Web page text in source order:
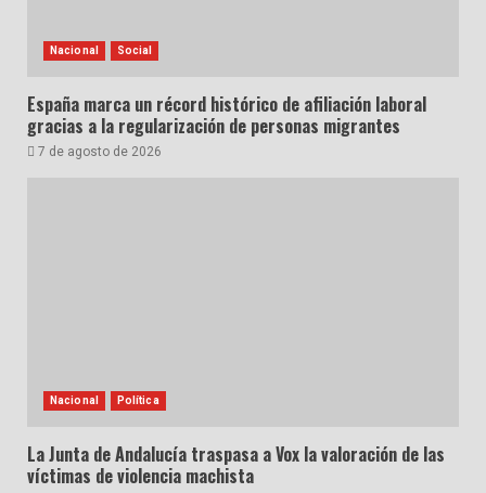
Nacional Social
España marca un récord histórico de afiliación laboral
gracias a la regularización de personas migrantes
7 de agosto de 2026
Nacional Política
La Junta de Andalucía traspasa a Vox la valoración de las
víctimas de violencia machista